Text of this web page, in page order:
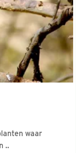
waar
..